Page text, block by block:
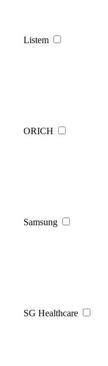
Listem
ORICH
Samsung
SG Healthcare